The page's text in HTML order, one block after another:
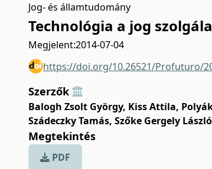
Jog- és államtudomány
Technológia a jog
Megjelent:2014-07-04
https://doi.org/10.26521/Profuturo/
Szerzők
Balogh Zsolt György, Kiss Attila,
Szádeczky Tamás, Szőke Gergely László
Megtekintés
PDF